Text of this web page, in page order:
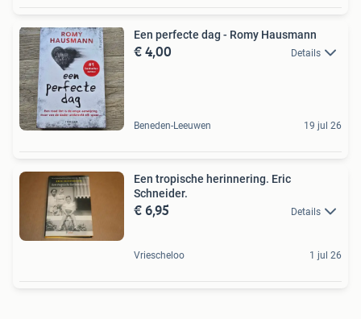
Een perfecte dag - Romy Hausmann
€ 4,00 Details
Beneden-Leeuwen 19 jul 26
Een tropische herinnering. Eric
Schneider.
€ 6,95 Details
Vriescheloo 1 jul 26